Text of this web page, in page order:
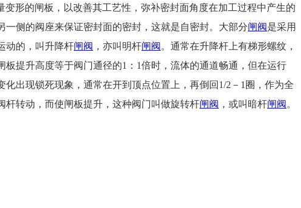
形的闸板，以改善其工艺性，弥补密封面角度在加工过程中产生的
侧的阀座来保证密封面的密封，这就是自密封。大部分闸阀是采用
动的，叫升降杆闸阀 ，亦叫明杆闸阀 。通常在升降杆上有梯形螺纹，
提升高度等于阀门通径的1：1倍时，流体的通道畅通，但在运行
出现锁死现象，通常在开到顶点位置上，再倒回1/2－1圈，作为全
杆转动，而使闸板提升，这种阀门叫做旋转杆闸阀 ，或叫暗杆闸阀 。